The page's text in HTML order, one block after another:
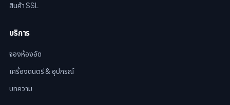
สินค้า SSL
บริการ
จองห้องอัด
เครื่องดนตรี & อุปกรณ์
บทความ